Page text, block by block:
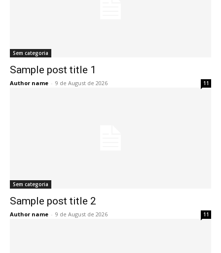
Sem categoria
Sample post title 1
Author name - 9 de August de 2026 11
Sem categoria
Sample post title 2
Author name - 9 de August de 2026 11